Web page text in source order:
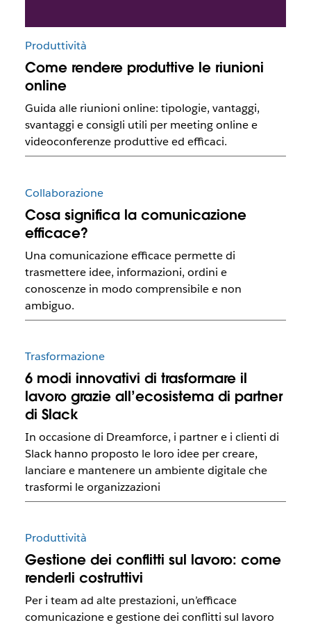
Produttività
Come rendere produttive le riunioni
online
Guida alle riunioni online: tipologie, vantaggi,
svantaggi e consigli utili per meeting online e
videoconferenze produttive ed efficaci.
Collaborazione
Cosa significa la comunicazione
efficace?
Una comunicazione efficace permette di
trasmettere idee, informazioni, ordini e
conoscenze in modo comprensibile e non
ambiguo.
Trasformazione
6 modi innovativi di trasformare il
lavoro grazie all’ecosistema di partner
di Slack
In occasione di Dreamforce, i partner e i clienti di
Slack hanno proposto le loro idee per creare,
lanciare e mantenere un ambiente digitale che
trasformi le organizzazioni
Produttività
Gestione dei conflitti sul lavoro: come
renderli costruttivi
Per i team ad alte prestazioni, un’efficace
comunicazione e gestione dei conflitti sul lavoro